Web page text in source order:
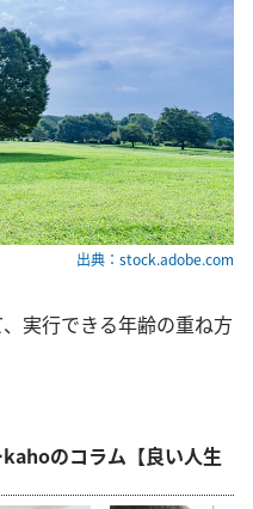
出典：stock.adobe.com
実行できる年齢の重ね方
のコラム【良い人生